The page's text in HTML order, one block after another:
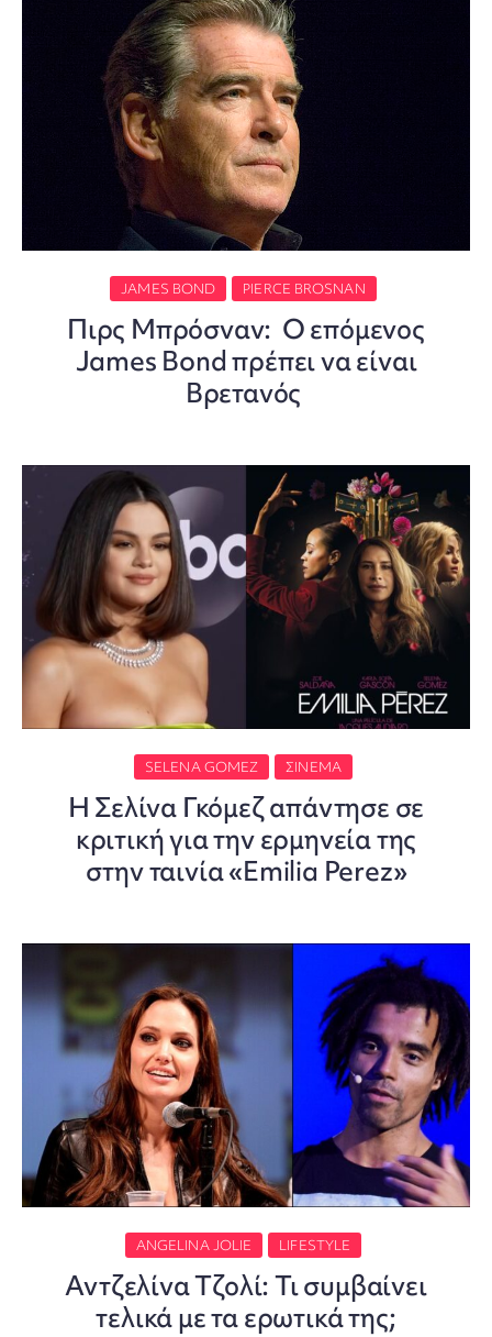
JAMES BOND PIERCE BROSNAN
Πιρς Μπρόσναν: Ο επόμενος
James Bond πρέπει να είναι
Βρετανός
SELENA GOMEZ ΣΙΝΕΜΆ
Η Σελίνα Γκόμεζ απάντησε σε
κριτική για την ερμηνεία της
στην ταινία «Emilia Perez»
ANGELINA JOLIE LIFESTYLE
Αντζελίνα Τζολί: Τι συμβαίνει
τελικά με τα ερωτικά της;